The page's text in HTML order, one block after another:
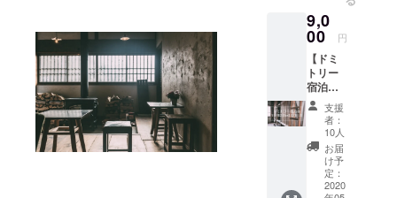
2025年
5月末ま
で
来店の
際に、
その受
信メー
ルをご
提示頂
きます
と枚数
分のド
リンク
券をお
渡し致
しま
子どち
らかお
方を一
つ） 以
上3点が
峰村醸
造 ④今
井さん
ちの米2
合 オー
ナーり
えの知
イン
に、オ
ススメ
の一本
もつい
ていま
す。
〈内
容〉 ①
純米酒
天然水
仕込み
720ml
ていま
す。沼
垂の魅
力的な
お店も
ご紹介
致しま
すの
で、町
歩きに
出かけ
たり、
なりbar
9,0
00 円
【ドミ
トリー
宿泊券1
名2泊
or2名1
泊】 男
女混合
ドミト
リーに
てご宿
支援
者：
10人
お届
け予
定：
2020